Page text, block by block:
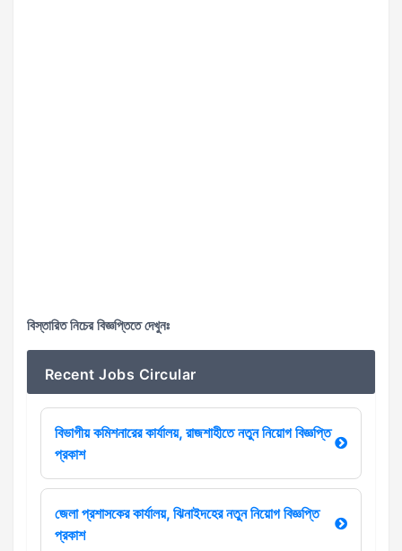
বিস্তারিত নিচের বিজ্ঞপ্তিতে দেখুনঃ
Recent Jobs Circular
বিভাগীয় কমিশনারের কার্যালয়, রাজশাহীতে নতুন নিয়োগ বিজ্ঞপ্তি
প্রকাশ
জেলা প্রশাসকের কার্যালয়, ঝিনাইদহের নতুন নিয়োগ বিজ্ঞপ্তি
প্রকাশ